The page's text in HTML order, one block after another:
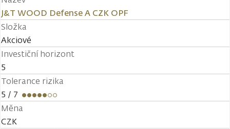
J&T WOOD Defense A CZK OPF
Složka
Akciové
Investiční horizont
5
Tolerance rizika
5 / 7
Měna
CZK